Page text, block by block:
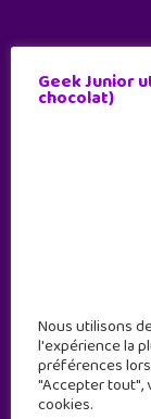
Geek Junior
chocolat)
Nous utilisons
l'expérience la
préférences
"Accepter tout",
cookies.